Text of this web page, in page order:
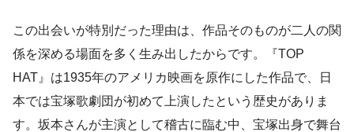
この出会いが特別だった理由は、作品そのものが二人の関
係を深める場面を多く生み出したからです。『TOP
HAT』は1935年のアメリカ映画を原作にした作品で、日
本では宝塚歌劇団が初めて上演したという歴史がありま
す。坂本さんが主演として稽古に臨む中、宝塚出身で舞台